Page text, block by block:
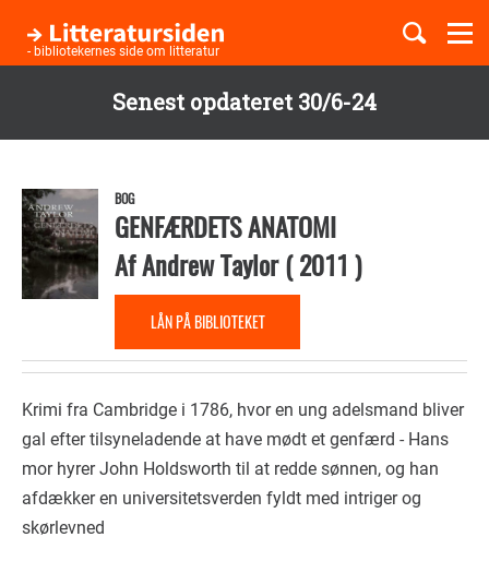
Senest opdateret 30/6-24
hovedindhold
- bibliotekernes side om litteratur
Børnebøger
Temaer
BOG
GENFÆRDETS ANATOMI
AfAndrew Taylor(2011 )
LÅN PÅ BIBLIOTEKET
Krimi fra Cambridge i 1786, hvor en ung adelsmand bliver
gal efter tilsyneladende at have mødt et genfærd - Hans
mor hyrer John Holdsworth til at redde sønnen, og han
afdækker en universitetsverden fyldt med intriger og
skørlevned